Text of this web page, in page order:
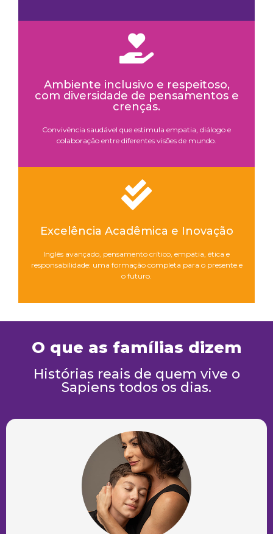
Ambiente inclusivo e respeitoso,
com diversidade de pensamentos e
crenças.
Convivência saudável que estimula empatia, diálogo e
colaboração entre diferentes visões de mundo.
Excelência Acadêmica e Inovação
Inglês avançado, pensamento crítico, empatia, ética e
responsabilidade: uma formação completa para o presente e
o futuro.
O que as famílias dizem
Histórias reais de quem vive o
Sapiens todos os dias.